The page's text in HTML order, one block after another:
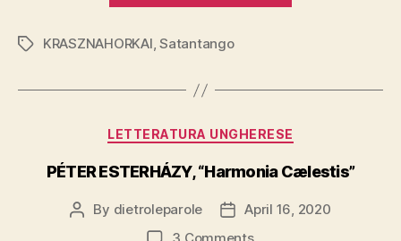
quaggiù”,
TagsKRASZNAHORKAI,Satantango
Categories
LETTERATURA UNGHERESE
PÉTER ESTERHÁZY, “Harmonia Cælestis”
Post
By dietroleparole
PostApril 16, 2020
on